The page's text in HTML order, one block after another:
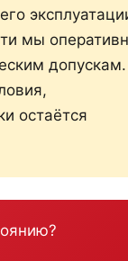
мы
допускам.
остаётся